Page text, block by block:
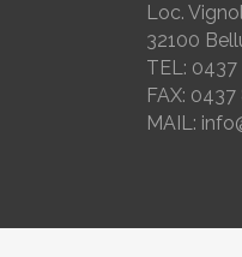
Loc.
32100
TEL: 0437
FAX:
MAIL: